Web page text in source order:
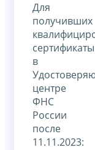
Для
получивших
сертификаты
в
центре
ФНС
России
после
11.11.2023: